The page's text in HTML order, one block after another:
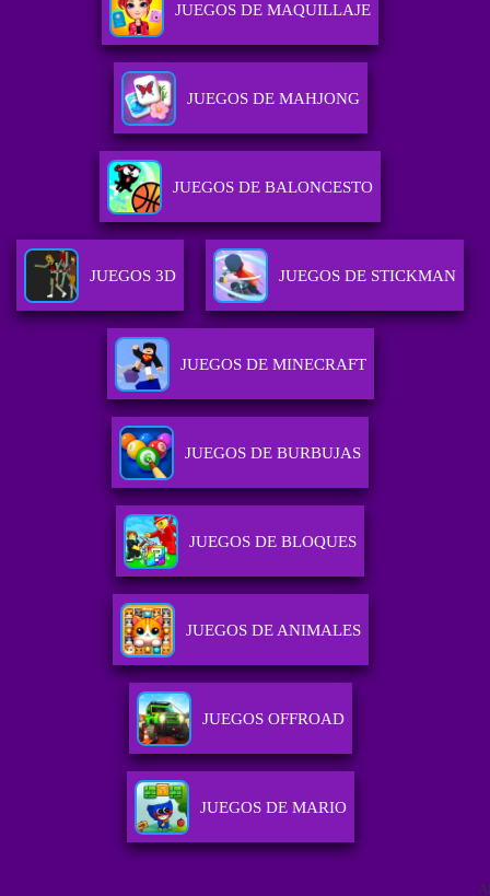
JUEGOS DE MAQUILLAJE
JUEGOS DE MAHJONG
JUEGOS DE BALONCESTO
JUEGOS 3D JUEGOS DE STICKMAN
JUEGOS DE MINECRAFT
JUEGOS DE BURBUJAS
JUEGOS DE BLOQUES
JUEGOS DE ANIMALES
JUEGOS OFFROAD
JUEGOS DE MARIO